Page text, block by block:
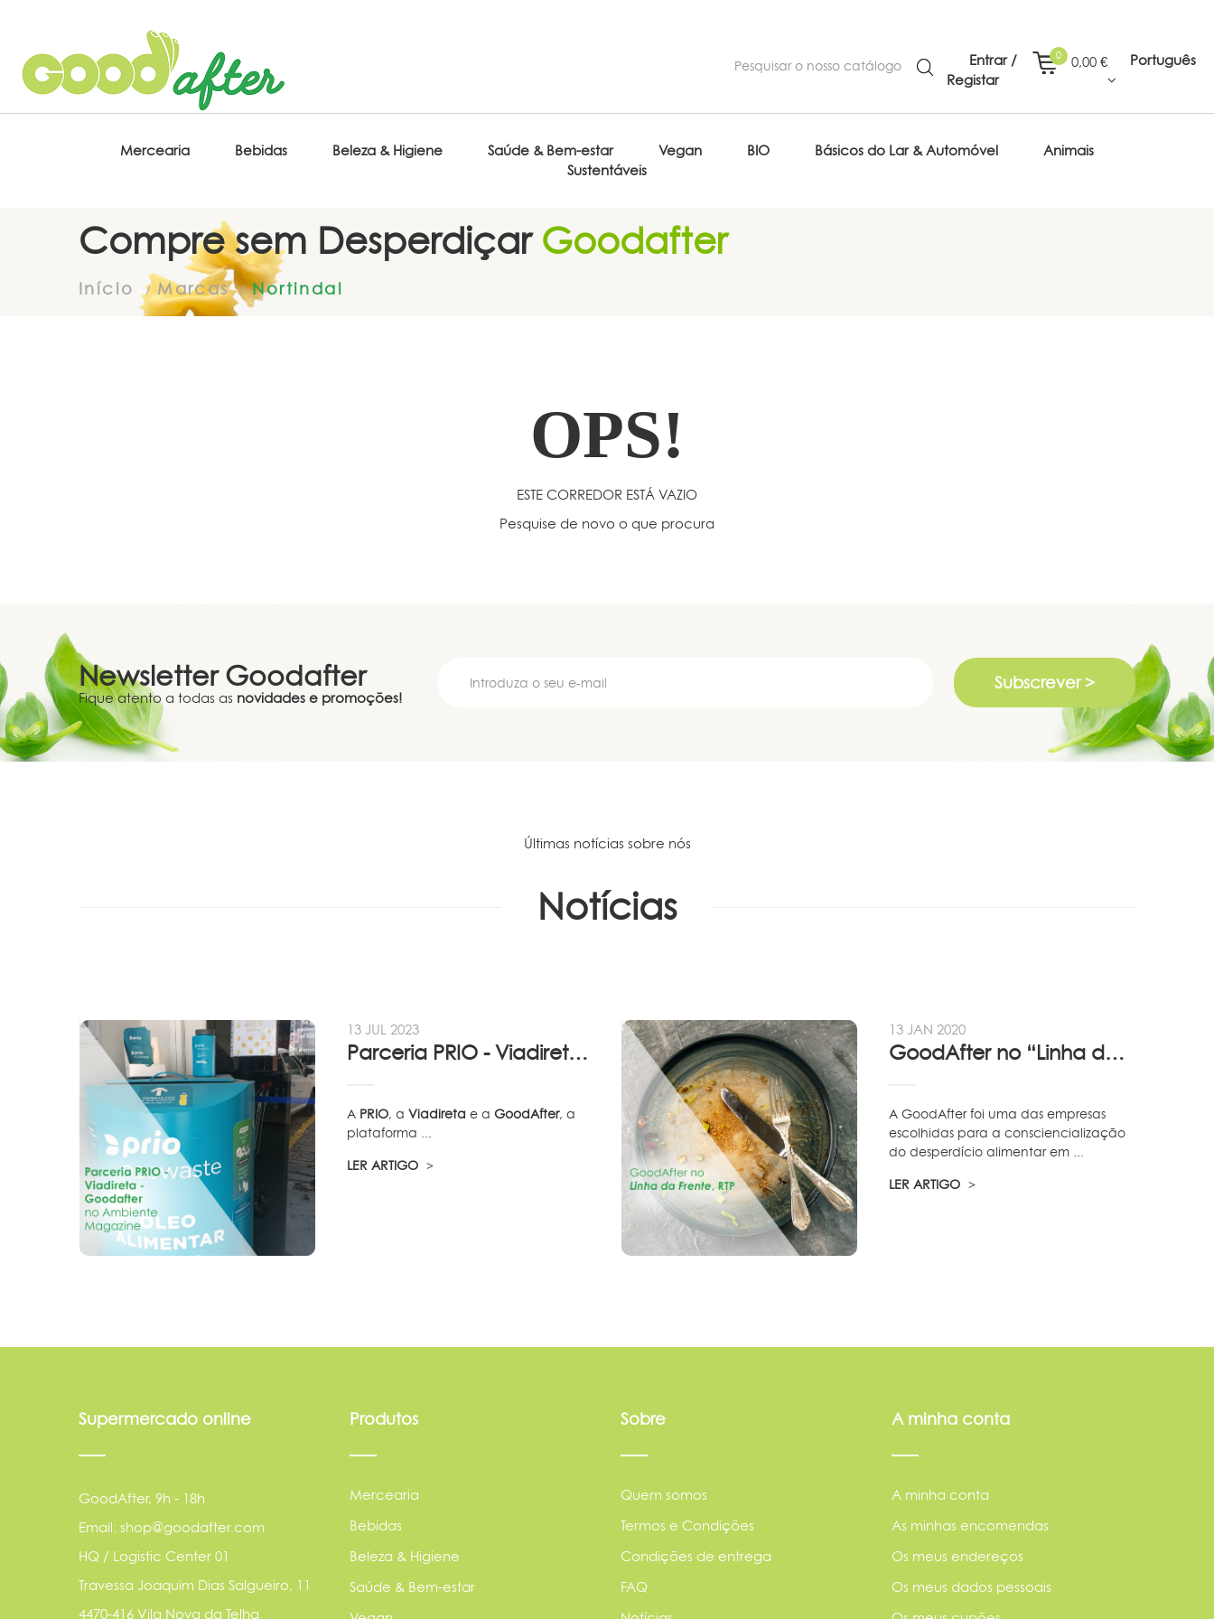
Entrar /
Registar
0,00 €
0 Português
Mercearia Bebidas Beleza & Higiene Saúde & Bem-estar Vegan BIO Básicos do Lar & Automóvel
Animais
Sustentáveis
Compre sem DesperdiçarGoodafter
Início Marcas Nortindal
OPS!
ESTE CORREDOR ESTÁ VAZIO
Pesquise de novo o que procura
Newsletter Goodafter
Fique atento a todas as novidades e promoções!
Subscrever >
Últimas notícias sobre nós
Notícias
13 JUL 2023
Parceria PRIO - Viadireta - Goodafter...
A PRIO, aViadireta e aGoodAfter, a
plataforma ...
LER ARTIGO
13 JAN 2020
GoodAfter no “Linha da Frente” RTP
A GoodAfter foi uma das empresas
escolhidas para a consciencialização
do desperdício alimentar em ...
LER ARTIGO
Supermercado online
GoodAfter, 9h - 18h
Email: shop@goodafter.com
HQ / Logistic Center 01
Travessa Joaquim Dias Salgueiro, 11
4470-416 Vila Nova da Telha
Produtos
Mercearia
Bebidas
Beleza & Higiene
Saúde & Bem-estar
Sobre
Quem somos
Termos e Condições
Condições de entrega
FAQ
A minha conta
A minha conta
As minhas encomendas
Os meus endereços
Os meus dados pessoais